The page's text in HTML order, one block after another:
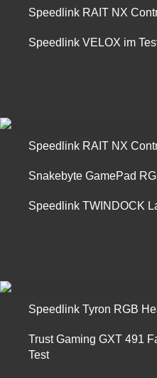
Speedlink RAIT NX
Speedlink VELOX im
Speedlink RAIT NX
Snakebyte GamePad
Speedlink TWINDOCK
Speedlink Tyron RGB
Trust Gaming GXT 491
Test